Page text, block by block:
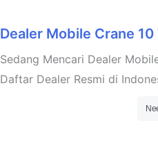
Dealer Mobile Crane
Sedang Mencari Dealer
Daftar Dealer Resmi di